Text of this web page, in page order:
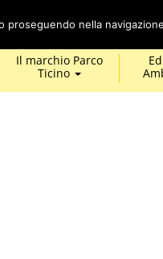
Il marchio Parco
Ticino
nella